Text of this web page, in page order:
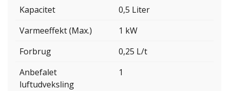
Kapacitet
0,5 Liter
Varmeeffekt (Max.)
1 kW
Forbrug
0,25 L/t
Anbefalet
luftudveksling
1